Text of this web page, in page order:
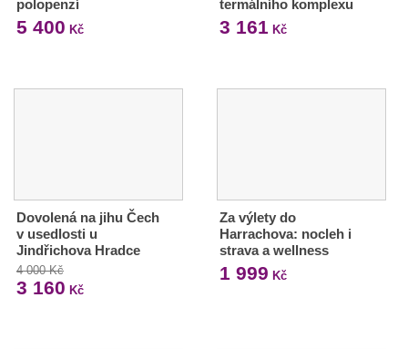
polopenzí
5 400 Kč
termálního komplexu
3 161 Kč
Dovolená na jihu Čech
v usedlosti u
Jindřichova Hradce
4 000 Kč
3 160 Kč
Za výlety do
Harrachova: nocleh i
strava a wellness
1 999 Kč